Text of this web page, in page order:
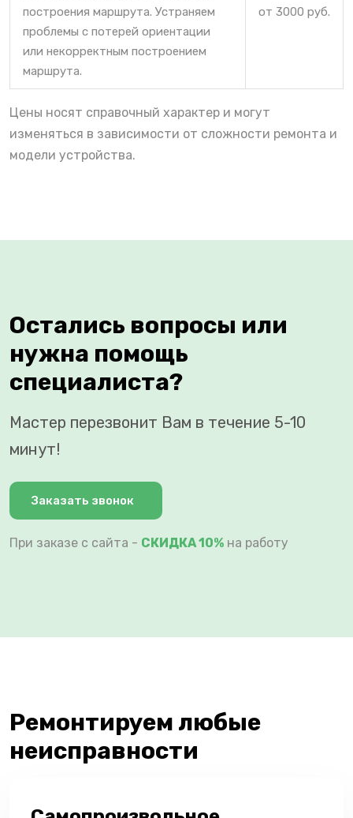
построения маршрута. Устраняем
проблемы с потерей ориентации
или некорректным построением
маршрута.
от 3000 руб.
Цены носят справочный характер и могут
изменяться в зависимости от сложности ремонта и
модели устройства.
Остались вопросы или
нужна помощь
специалиста?
Мастер перезвонит Вам в течение 5-10
минут!
Заказать звонок
При заказе с сайта - СКИДКА 10% на работу
Ремонтируем любые
неисправности